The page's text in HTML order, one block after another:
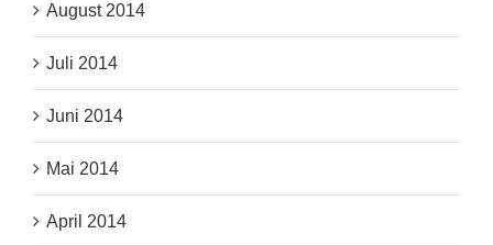
August 2014
Juli 2014
Juni 2014
Mai 2014
April 2014